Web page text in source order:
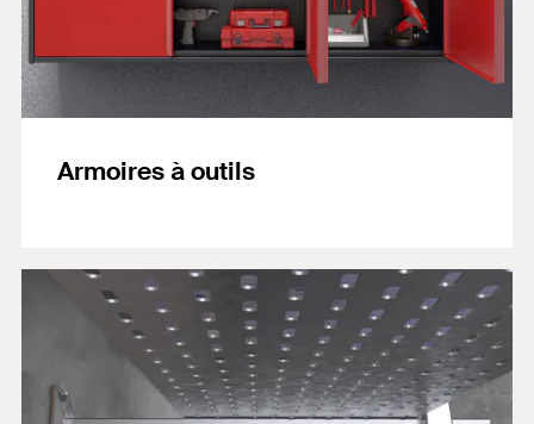
Armoires à outils